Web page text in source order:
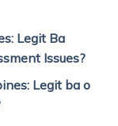
Legit Ba
Issues?
Legit ba o